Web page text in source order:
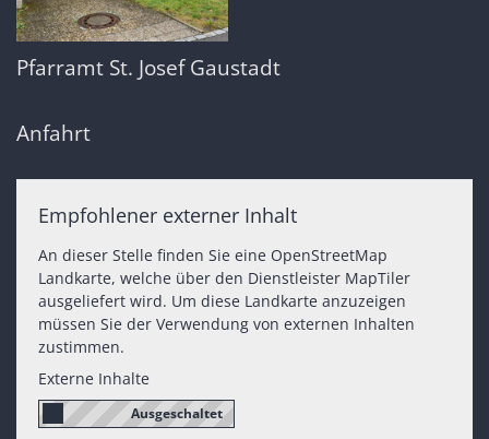
Pfarramt St. Josef Gaustadt
Anfahrt
Empfohlener externer Inhalt
An dieser Stelle finden Sie eine OpenStreetMap
Landkarte, welche über den Dienstleister MapTiler
ausgeliefert wird. Um diese Landkarte anzuzeigen
müssen Sie der Verwendung von externen Inhalten
zustimmen.
Externe Inhalte